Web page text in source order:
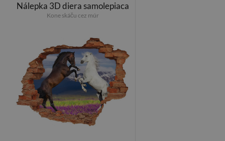
Nálepka 3D diera samolepiaca
Kone skáču cez múr